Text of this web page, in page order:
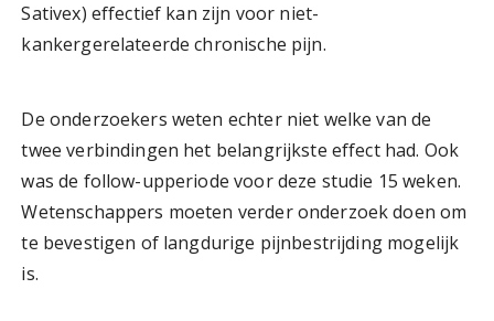
Sativex) effectief kan zijn voor niet-
kankergerelateerde chronische pijn.
De onderzoekers weten echter niet welke van de
twee verbindingen het belangrijkste effect had. Ook
was de follow-upperiode voor deze studie 15 weken.
Wetenschappers moeten verder onderzoek doen om
te bevestigen of langdurige pijnbestrijding mogelijk
is.